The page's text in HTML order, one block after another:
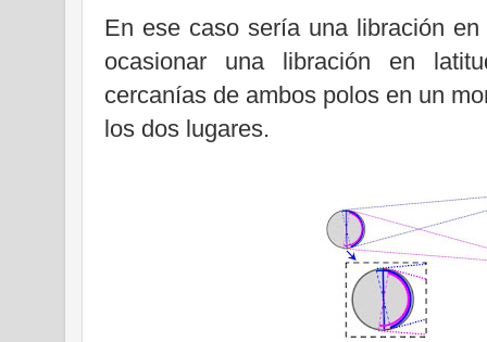
En ese caso sería una libración
ocasionar una libración en
cercanías de ambos polos en un
los dos lugares.